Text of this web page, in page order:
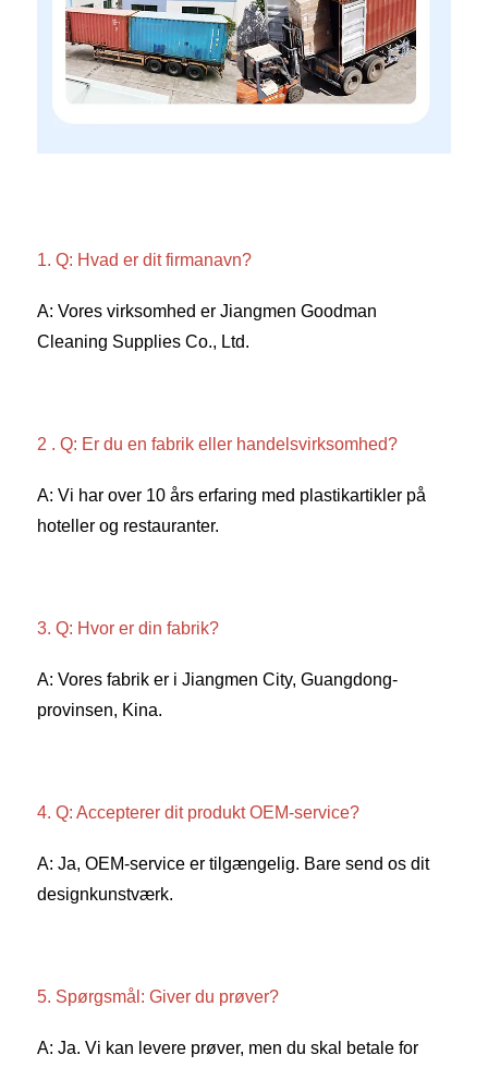
1. Q: Hvad er dit firmanavn?
A: Vores virksomhed er Jiangmen Goodman
Cleaning Supplies Co., Ltd.
2 . Q: Er du en fabrik eller handelsvirksomhed?
A: Vi har over 10 års erfaring med plastikartikler på
hoteller og restauranter.
3. Q: Hvor er din fabrik?
A: Vores fabrik er i Jiangmen City, Guangdong-
provinsen, Kina.
4. Q: Accepterer dit produkt OEM-service?
A: Ja, OEM-service er tilgængelig. Bare send os dit
designkunstværk.
5. Spørgsmål: Giver du prøver?
A: Ja. Vi kan levere prøver, men du skal betale for